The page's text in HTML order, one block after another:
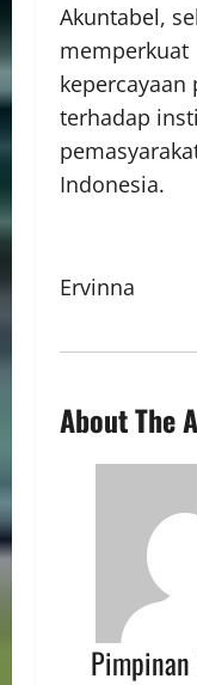
Akuntabel,
memperkuat
kepercayaan
terhadap
Indonesia.
Ervinna
About The
Pimpinan